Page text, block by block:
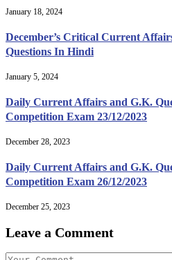
January 18, 2024
December’s Critical Current
Questions In Hindi
January 5, 2024
Daily Current Affairs and G.K.
Competition Exam 23/12/2023
December 28, 2023
Daily Current Affairs and G.K.
Competition Exam 26/12/2023
December 25, 2023
Leave a Comment